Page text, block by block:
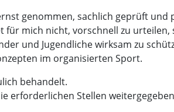
genommen, sachlich geprüft und
für mich nicht, vorschnell zu
und Jugendliche wirksam zu
im organisierten Sport.
behandelt.
erforderlichen Stellen